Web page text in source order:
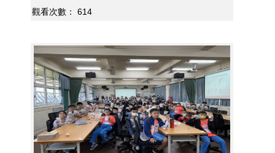
觀看次數：
614